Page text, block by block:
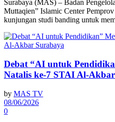
Surabaya (MAS) – Badan
Muttaqien” Islamic Center
kunjungan studi banding untuk
Debat “AI untuk
Natalis ke-7 STAI Al-
by MAS TV
08/06/2026
0